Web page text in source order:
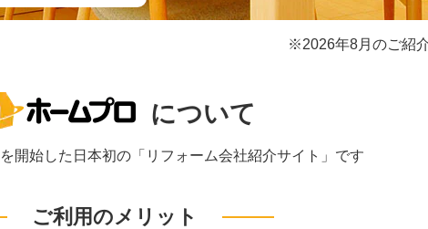
※2026年8月のご紹
について
開始した日本初の「リフォーム会社紹介サイト」です
ご利用のメリット